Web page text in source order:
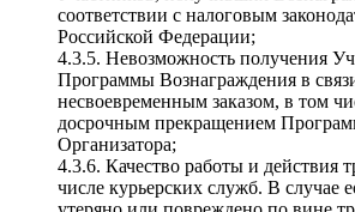
соответствии с налоговым
Российской Федерации;
4.3.5. Невозможность получения
Программы Вознаграждения в
несвоевременным заказом, в том
досрочным прекращением
Организатора;
4.3.6. Качество работы и действия
числе курьерских служб. В случае